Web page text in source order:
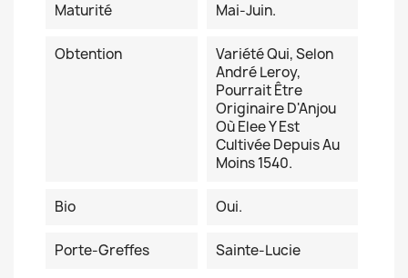
Maturité
Mai-Juin.
Obtention
Variété Qui, Selon
André Leroy,
Pourrait Être
Originaire D'Anjou
Où Elee Y Est
Cultivée Depuis Au
Moins 1540.
Bio Oui.
Porte-Greffes Sainte-Lucie